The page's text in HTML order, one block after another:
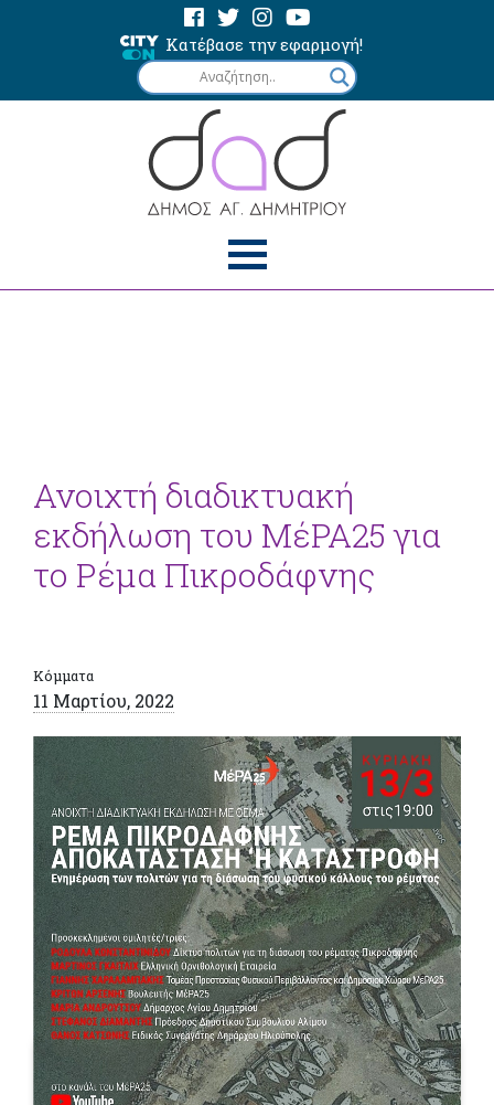
Κατέβασε την εφαρμογή!
Ανοιχτή διαδικτυακή
εκδήλωση του ΜέΡΑ25 για
το Ρέμα Πικροδάφνης
Κόμματα
11 Μαρτίου, 2022